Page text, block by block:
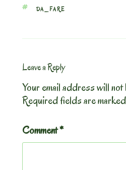
TAGS
DA_FARE
Leave a Reply
Your email address will
Required fields are marked
Comment*